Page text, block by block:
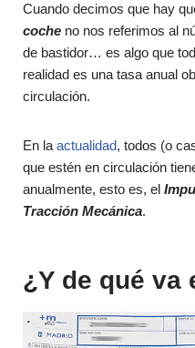
Cuando decimos que hay
coche no nos referimos al
de bastidor… es algo que
realidad es una tasa anual
circulación.
En la actualidad, todos (o
que estén en circulación
anualmente, esto es, el
Tracción Mecánica.
¿Y de qué va